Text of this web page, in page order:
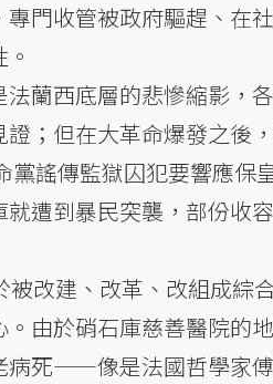
門收管被政府驅趕、在
蘭西底層的悲慘縮影，
；但在大革命爆發之後
謠傳監獄囚犯要響應保
遭到暴民突襲，部份收
改建、改革、改組成綜
由於硝石庫慈善醫院的
病死——像是法國哲學家